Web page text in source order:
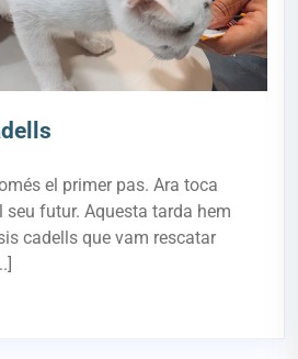
el primer pas. Ara toca
futur. Aquesta tarda hem
cadells que vam rescatar